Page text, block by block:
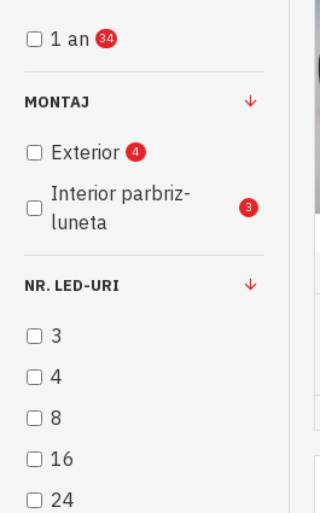
1 an 34
NR. LED-URI
3
4
8
16
24
MONTAJ
Exterior 4
Interior parbriz-
luneta
3